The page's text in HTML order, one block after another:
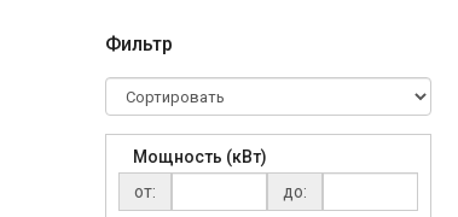
Фильтр
Мощность (кВт)
от:
до: